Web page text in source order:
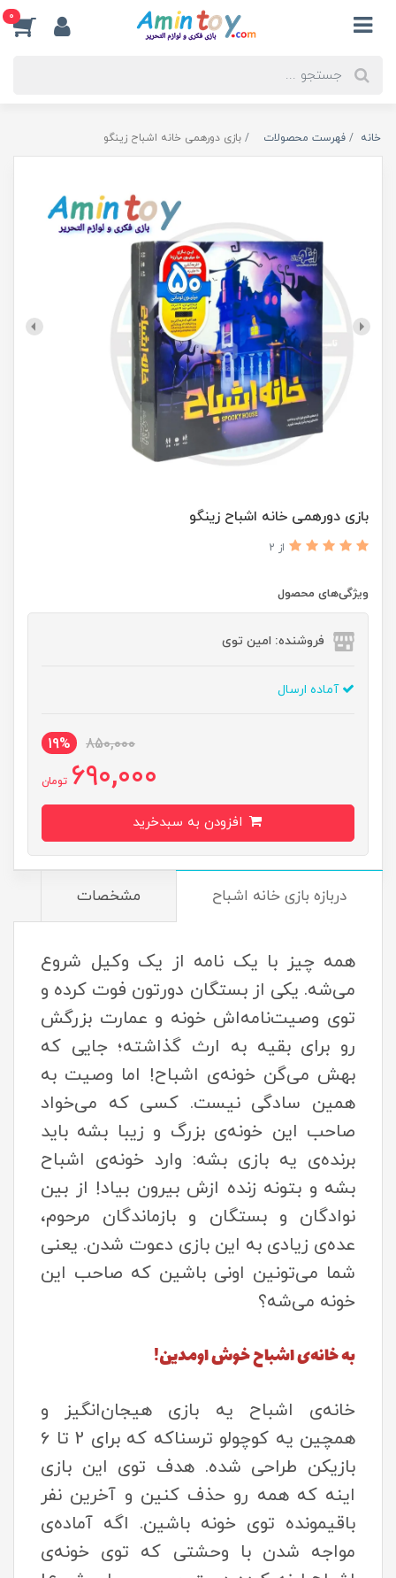
0
خانه فهرست محصولات بازی دورهمی خانه اشباح زینگو
بازی دورهمی خانه اشباح زینگو
از 2
ویژگی‌های محصول
فروشنده: امین توی
آماده ارسال
850,000
19%
690,000 تومان
دربازه بازی خانه اشباح مشخصات
همه چیز با یک نامه از یک وکیل شروع
می‌شه. یکی از بستگان دورتون فوت کرده و
توی وصیت‌نامه‌اش خونه و عمارت بزرگش
رو برای بقیه به ارث گذاشته؛ جایی که
بهش می‌گن خونه‌ی اشباح! اما وصیت به
همین سادگی نیست. کسی که می‌خواد
صاحب این خونه‌ی بزرگ و زیبا بشه باید
برنده‌ی یه بازی بشه: وارد خونه‌ی اشباح
بشه و بتونه زنده ازش بیرون بیاد! از بین
نوادگان و بستگان و بازماندگان مرحوم،
عده‌ی زیادی به این بازی دعوت شدن. یعنی
شما می‌تونین اونی باشین که صاحب این
خونه می‌شه؟
به خانه‌ی اشباح خوش اومدین!
خانه‌ی اشباح یه بازی هیجان‌انگیز و
همچین یه کوچولو ترسناکه که برای 2 تا 6
بازیکن طراحی شده. هدف توی این بازی
اینه که همه رو حذف کنین و آخرین نفر
باقیمونده توی خونه باشین. اگه آماده‌ی
مواجه شدن با وحشتی که توی خونه‌ی